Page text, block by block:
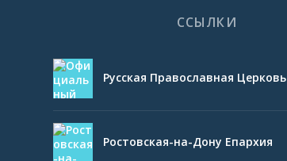
ССЫЛКИ
Русская Православная Церковь
Ростовская-на-Дону Епархия